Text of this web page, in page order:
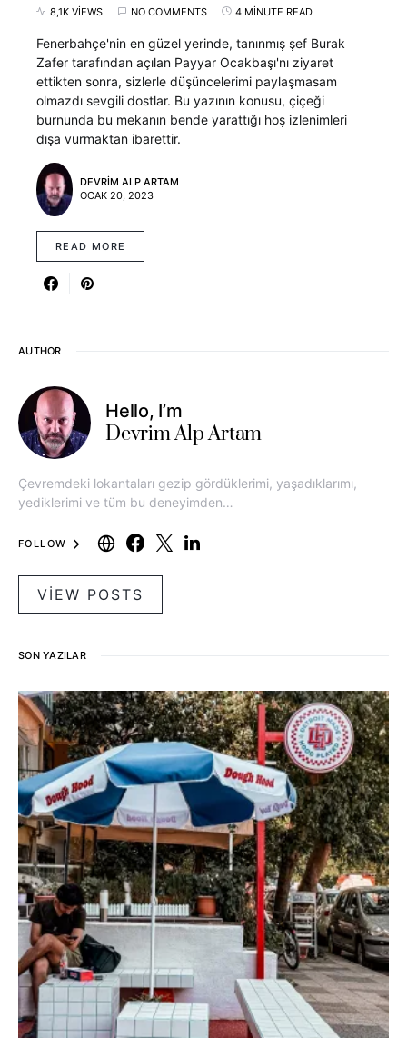
8,1K VIEWS NO COMMENTS 4 MINUTE READ
Fenerbahçe'nin en güzel yerinde, tanınmış şef Burak
Zafer tarafından açılan Payyar Ocakbaşı'nı ziyaret
ettikten sonra, sizlerle düşüncelerimi paylaşmasam
olmazdı sevgili dostlar. Bu yazının konusu, çiçeği
burnunda bu mekanın bende yarattığı hoş izlenimleri
dışa vurmaktan ibarettir.
DEVRIM ALP ARTAM
OCAK 20, 2023
READ MORE
AUTHOR
Hello, I’m
Devrim Alp Artam
Çevremdeki lokantaları gezip gördüklerimi, yaşadıklarımı,
yediklerimi ve tüm bu deneyimden…
FOLLOW
VIEW POSTS
SON YAZILAR